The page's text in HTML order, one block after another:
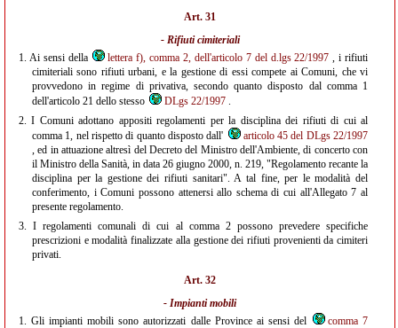
Art. 31
- Rifiuti cimiteriali
1. Ai sensi della lettera f), comma 2, dell'articolo 7 del d.lgs 22/1997 , i rifiuti
cimiteriali sono rifiuti urbani, e la gestione di essi compete ai Comuni, che vi
provvedono in regime di privativa, secondo quanto disposto dal comma 1
dell'articolo 21 dello stesso
DLgs 22/1997 .
2.I Comuni adottano appositi regolamenti per la disciplina dei rifiuti di cui al
comma 1, nel rispetto di quanto disposto dall'
articolo 45 del DLgs 22/1997
, ed in attuazione altresì del Decreto del Ministro dell'Ambiente, di concerto con
il Ministro della Sanità, in data 26 giugno 2000, n. 219, "Regolamento recante la
disciplina per la gestione dei rifiuti sanitari". A tal fine, per le modalità del
conferimento, i Comuni possono attenersi allo schema di cui all'Allegato 7 al
presente regolamento.
3.I regolamenti comunali di cui al comma 2 possono prevedere specifiche
prescrizioni e modalità finalizzate alla gestione dei rifiuti provenienti da cimiteri
privati.
Art. 32
- Impianti mobili
1.Gli impianti mobili sono autorizzati dalle Province ai sensi del
comma 7